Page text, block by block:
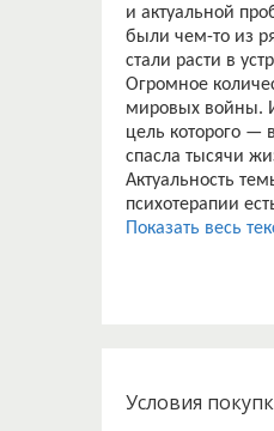
и актуальной
были чем-то из
стали расти в
Огромное
мировых войны.
цель которого —
спасла тысячи
Актуальность
психотерапии
середине XX
«смысл». Если же
«рациональный
Показать весь
Условия